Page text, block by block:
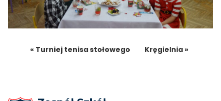
« Turniej tenisa stołowego Kręgielnia »